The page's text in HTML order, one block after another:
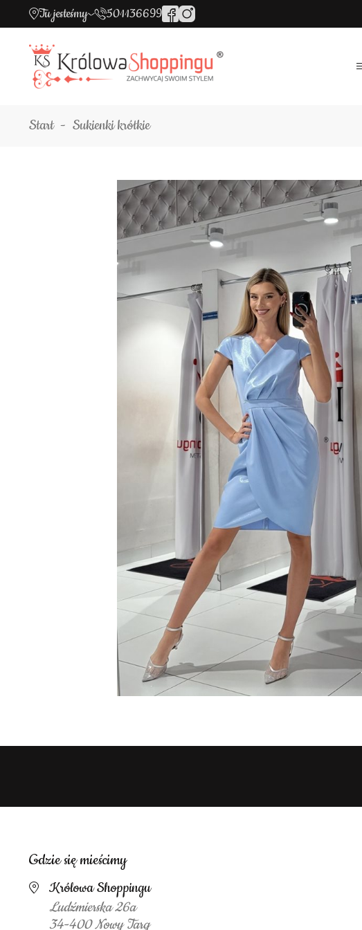
Tu jesteśmy 501136699
Start Sukienki krótkie
Gdzie się mieścimy
Królowa Shoppingu
Ludźmierska 26a
34-400 Nowy Targ